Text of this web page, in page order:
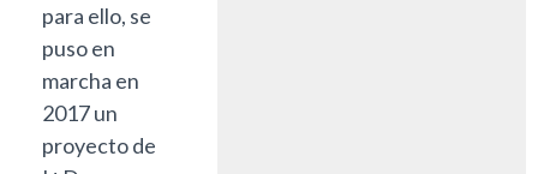
para ello, se
puso en
marcha en
2017 un
proyecto de